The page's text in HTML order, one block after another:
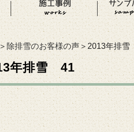
除排雪のお客様の声＞2013年排
年排雪 41